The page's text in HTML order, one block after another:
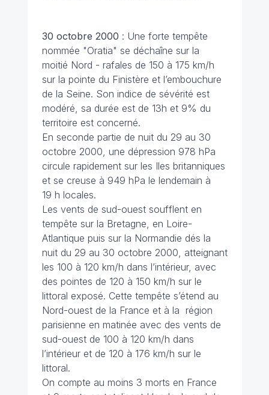
30 octobre 2000 : Une forte tempête
nommée "Oratia" se déchaîne sur la
moitié Nord - rafales de 150 à 175 km/h
sur la pointe du Finistère et l’embouchure
de la Seine. Son indice de sévérité est
modéré, sa durée est de 13h et 9% du
territoire est concerné.
En seconde partie de nuit du 29 au 30
octobre 2000, une dépression 978 hPa
circule rapidement sur les Iles britanniques
et se creuse à 949 hPa le lendemain à
19 h locales.
Les vents de sud-ouest soufflent en
tempête sur la Bretagne, en Loire-
Atlantique puis sur la Normandie dés la
nuit du 29 au 30 octobre 2000, atteignant
les 100 à 120 km/h dans l’intérieur, avec
des pointes de 120 à 150 km/h sur le
littoral exposé. Cette tempête s’étend au
Nord-ouest de la France et à la région
parisienne en matinée avec des vents de
sud-ouest de 100 à 120 km/h dans
l’intérieur et de 120 à 176 km/h sur le
littoral.
On compte au moins 3 morts en France